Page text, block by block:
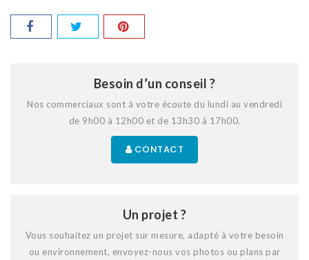
Besoin d’un conseil ?
Nos commerciaux sont à votre écoute du lundi au vendredi
de 9h00 à 12h00 et de 13h30 à 17h00.
CONTACT
Un projet ?
Vous souhaitez un projet sur mesure, adapté à votre besoin
ou environnement, envoyez-nous vos photos ou plans par